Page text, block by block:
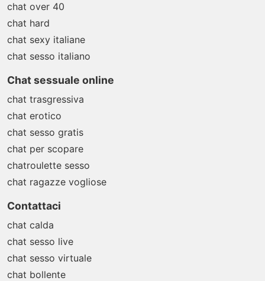
chat over 40
chat hard
chat sexy italiane
chat sesso italiano
Chat sessuale online
chat trasgressiva
chat erotico
chat sesso gratis
chat per scopare
chatroulette sesso
chat ragazze vogliose
Contattaci
chat calda
chat sesso live
chat sesso virtuale
chat bollente